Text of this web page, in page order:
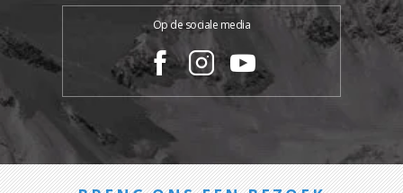
Op de sociale media